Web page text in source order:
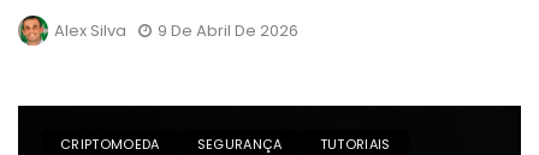
Alex Silva 9 De Abril De 2026
CRIPTOMOEDA SEGURANÇA TUTORIAIS